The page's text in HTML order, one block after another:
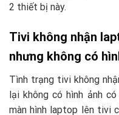
2 thiết bị này.
Tivi không nhận
nhưng không có
Tình trạng tivi không
lại không có hình ảnh
màn hình laptop lên tivi